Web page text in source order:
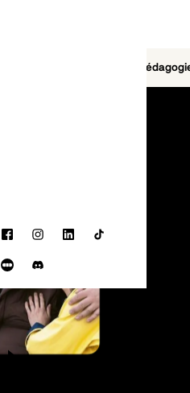
FacebookInstagram
LinkedInTikTok
Letterboxd
Discord